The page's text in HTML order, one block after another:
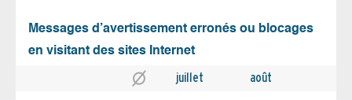
Messages d’avertissement erronés ou blocages
en visitant des sites Internet
juillet août